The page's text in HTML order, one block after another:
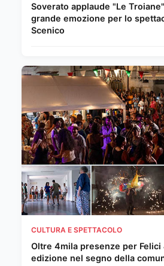
Soverato applaude "Le
grande emozione per lo
Scenico
CULTURA E SPETTACOLO
Oltre 4mila presenze per Felici
edizione nel segno della